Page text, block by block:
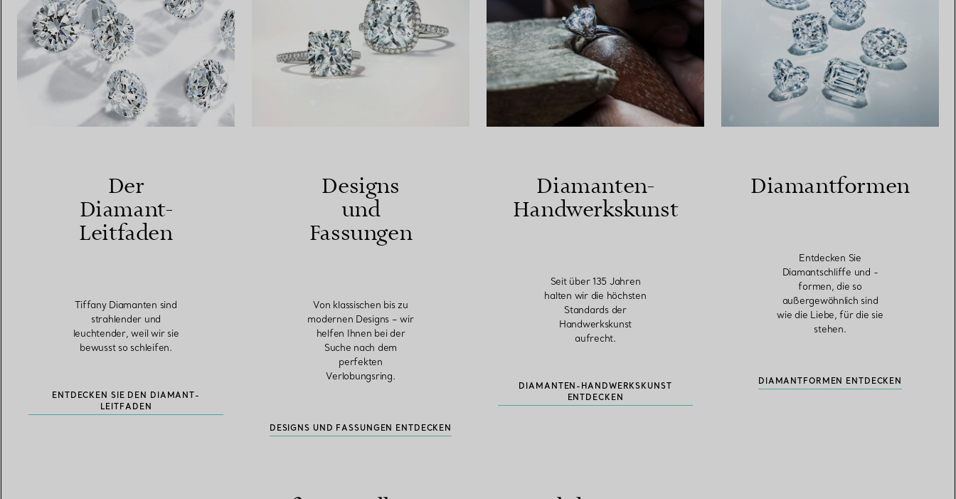
Der
Diamant-
Leitfaden
Tiffany Diamanten sind
strahlender und
leuchtender, weil wir sie
bewusst so schleifen.
ENTDECKEN SIE DEN DIAMANT-
LEITFADEN
Designs
und
Fassungen
Von klassischen bis zu
modernen Designs – wir
helfen Ihnen bei der
Suche nach dem
perfekten
Verlobungsring.
DESIGNS UND FASSUNGEN ENTDECKEN
Diamanten-
Handwerkskunst
Seit über 135 Jahren
halten wir die höchsten
Standards der
Handwerkskunst
aufrecht.
DIAMANTEN-HANDWERKSKUNST
ENTDECKEN
Diamantformen
Entdecken Sie
Diamantschliffe und -
formen, die so
außergewöhnlich sind
wie die Liebe, für die sie
stehen.
DIAMANTFORMEN ENTDECKEN